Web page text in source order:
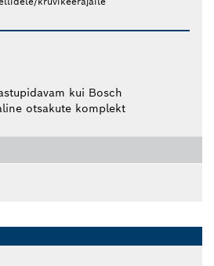
kui Bosch
otsakute komplekt